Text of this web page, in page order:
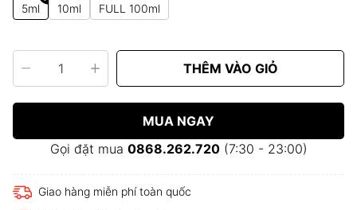
5ml
10ml FULL 100ml
THÊM VÀO GIỎ
MUA NGAY
Gọi đặt mua 0868.262.720(7:30 - 23:00)
Giao hàng miễn phí toàn quốc